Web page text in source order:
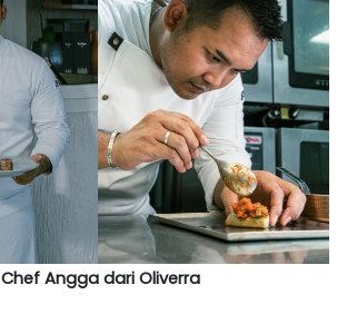
Chef Angga dari Oliverra